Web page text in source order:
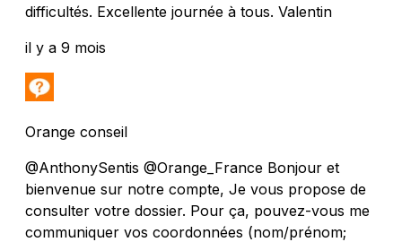
difficultés. Excellente journée à tous. Valentin
il y a 9 mois
Orange conseil
@AnthonySentis @Orange_France Bonjour et
bienvenue sur notre compte, Je vous propose de
consulter votre dossier. Pour ça, pouvez-vous me
communiquer vos coordonnées (nom/prénom;